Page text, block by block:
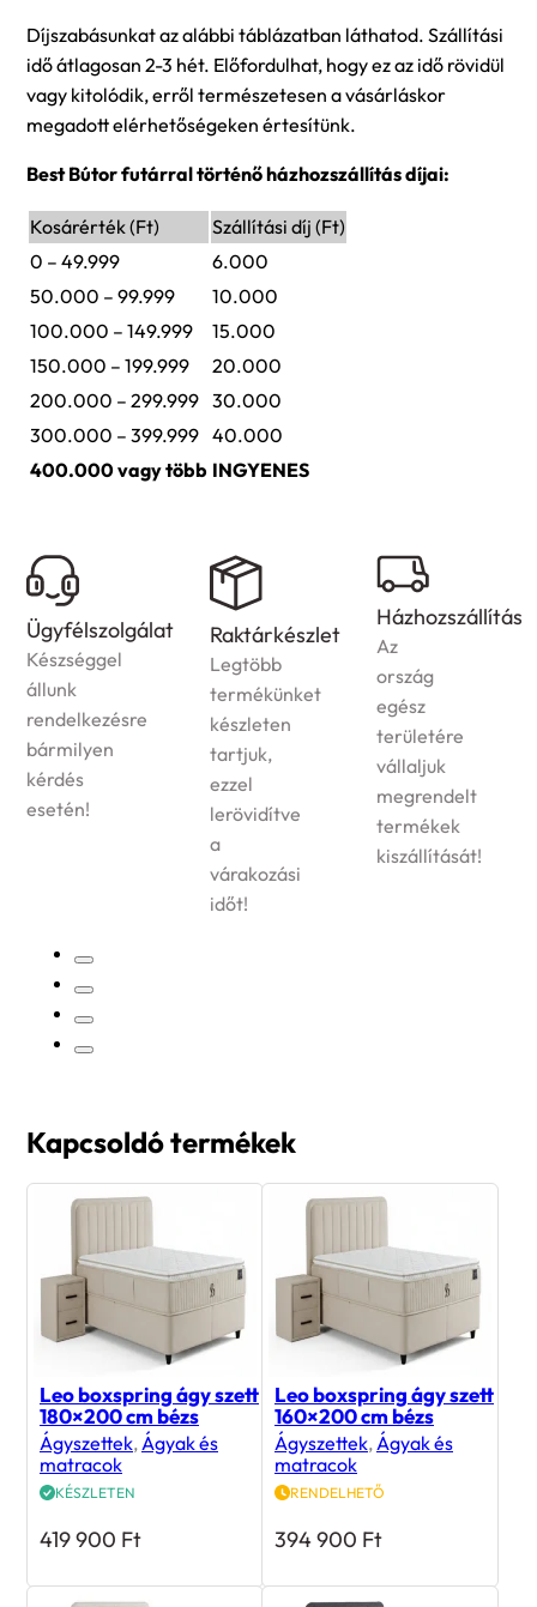
Díjszabásunkat az alábbi táblázatban láthatod. Szállítási
idő átlagosan 2-3 hét. Előfordulhat, hogy ez az idő rövidül
vagy kitolódik, erről természetesen a vásárláskor
megadott elérhetőségeken értesítünk.
Best Bútor futárral történő házhozszállítás díjai:
Kosárérték (Ft)
Szállítási díj (Ft)
0 – 49.999
6.000
50.000 – 99.999
10.000
100.000 – 149.999
15.000
150.000 – 199.999
20.000
200.000 – 299.999 30.000
300.000 – 399.999 40.000
400.000 vagy több INGYENES
Raktárkészlet
Legtöbb
termékünket
készleten
tartjuk,
ezzel
lerövidítve
Házhozszállítás
Az
ország
egész
területére
vállaljuk
megrendelt
termékek
kiszállítását!
Garancia
jogszabályoknak
megfelelően
garanciát
vállalunk
termékeinkre!
Kapcsoldó termékek
Leo boxspring ágy szett
180×200 cm bézs
Ágyszettek, Ágyak és
matracok
KÉSZLETEN
419 900 Ft
Leo boxspring ágy szett
160×200 cm bézs
Ágyszettek, Ágyak és
matracok
RENDELHETŐ
394 900 Ft